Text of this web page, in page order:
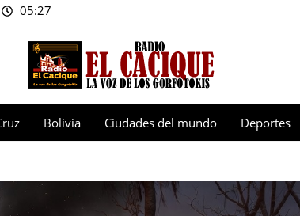
05:27
Bolivia Ciudades del mundo Deportes